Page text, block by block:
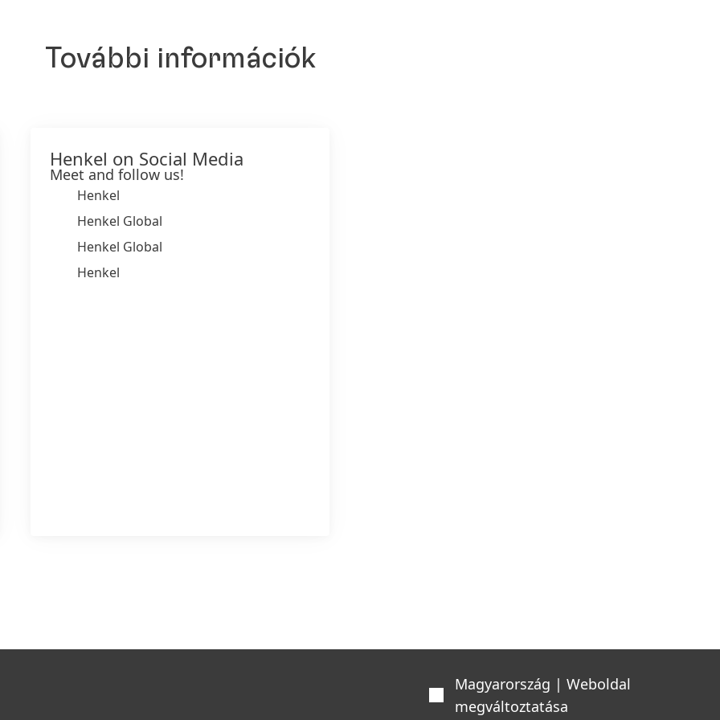
További információk
Henkel on Social Media
Meet and follow us!
Henkel
Henkel Global
Henkel Global
Henkel
Magyarország | Weboldal
megváltoztatása